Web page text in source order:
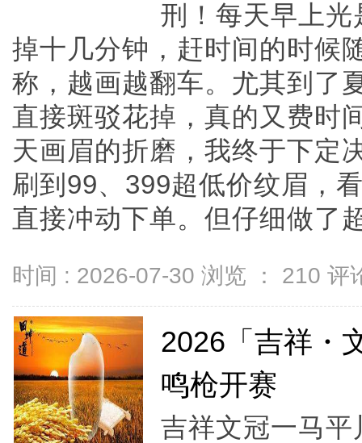
刑！每天早上
掉十几分钟，赶时间的时候
称，越画越翻车。尤其到了
直接斑驳花掉，真的又费时
天画眉的折磨，我终于下定
刷到99、399超低价纹眉，
直接冲动下单。但仔细做了
时间 : 2026-07-30 浏览 ： 210 评
2026「吉祥・
鸣枪开赛
吉祥文冠一马